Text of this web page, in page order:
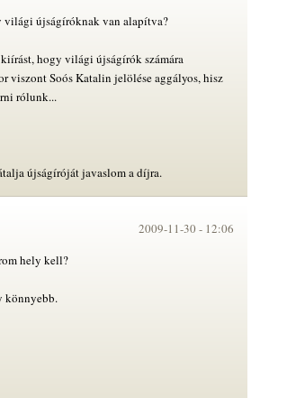
világi újságíróknak van alapítva?
hogy világi újságírók számára
viszont Soós Katalin jelölése aggályos, hisz
rólunk...
újságíróját javaslom a díjra.
2009-11-30 - 12:06
hely kell?
könnyebb.